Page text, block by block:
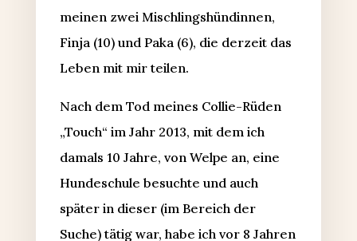
meinen zwei Mischlingshündinnen,
Finja (10) und Paka (6), die derzeit das
Leben mit mir teilen.
Nach dem Tod meines Collie-Rüden
„Touch“ im Jahr 2013, mit dem ich
damals 10 Jahre, von Welpe an, eine
Hundeschule besuchte und auch
später in dieser (im Bereich der
Suche) tätig war, habe ich vor 8 Jahren